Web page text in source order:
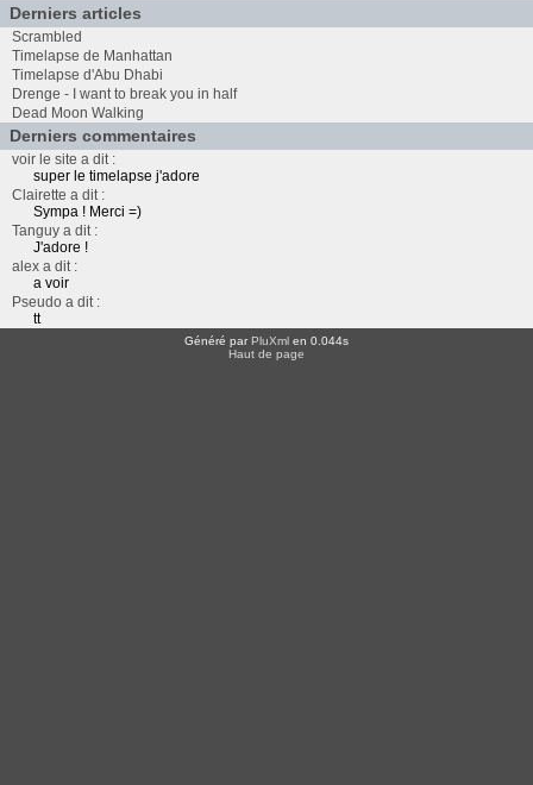
Derniers articles
Scrambled
Timelapse de Manhattan
Timelapse d'Abu Dhabi
Drenge - I want to break you in half
Dead Moon Walking
Derniers commentaires
voir le site a dit :
super le timelapse j'adore
Clairette a dit :
Sympa ! Merci =)
Tanguy a dit :
J'adore !
alex a dit :
a voir
Pseudo a dit :
tt
Généré parPluXml en 0.044s
Haut de page